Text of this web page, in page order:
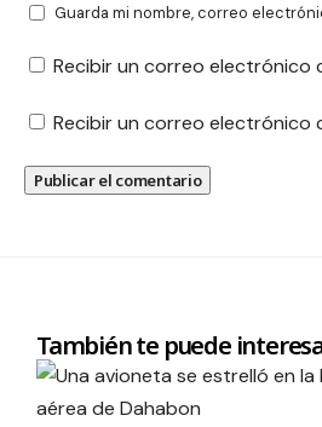
Guarda mi nombre, correo
Recibir un correo electrónico
Recibir un correo electrónico
También te puede